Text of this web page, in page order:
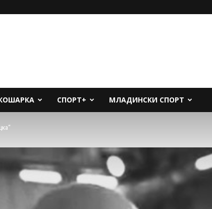
СПОРТ+ МЛАДИНСКИ СПОРТ